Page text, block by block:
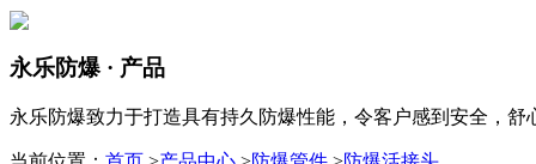
永乐防爆 · 产品
永乐防爆致力于打造具有持久防爆性能，令客户感到安全，舒